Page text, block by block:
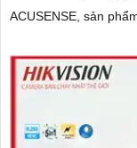
ACUSENSE, sản